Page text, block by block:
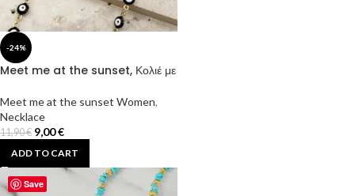
-24%
Meet me at the sunset, Κολιέ με
Meet me at the sunset Women,
Necklace
11,90€ 9,00€
ADD TO CART
Save